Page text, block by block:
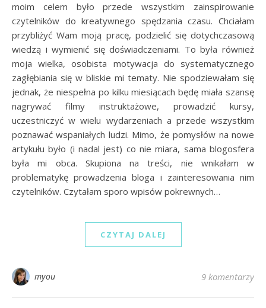
moim celem było przede wszystkim zainspirowanie
czytelników do kreatywnego spędzania czasu. Chciałam
przybliżyć Wam moją pracę, podzielić się dotychczasową
wiedzą i wymienić się doświadczeniami. To była również
moja wielka, osobista motywacja do systematycznego
zagłębiania się w bliskie mi tematy. Nie spodziewałam się
jednak, że niespełna po kilku miesiącach będę miała szansę
nagrywać filmy instruktażowe, prowadzić kursy,
uczestniczyć w wielu wydarzeniach a przede wszystkim
poznawać wspaniałych ludzi. Mimo, że pomysłów na nowe
artykułu było (i nadal jest) co nie miara, sama blogosfera
była mi obca. Skupiona na treści, nie wnikałam w
problematykę prowadzenia bloga i zainteresowania nim
czytelników. Czytałam sporo wpisów pokrewnych…
CZYTAJ DALEJ
myou 9 komentarzy